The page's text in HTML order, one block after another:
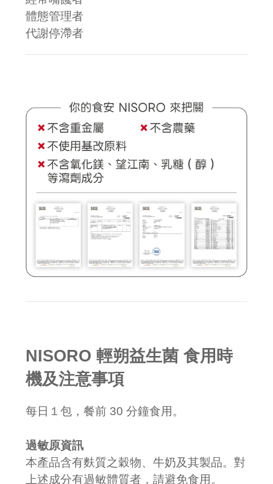
體態管理者
代謝停滯者
NISORO 輕朔益生菌 食用時
機及注意事項
每日１包，餐前 30 分鐘食用。
過敏原資訊
本產品含有麩質之穀物、牛奶及其製品。對
上述成分有過敏體質者，請避免食用。